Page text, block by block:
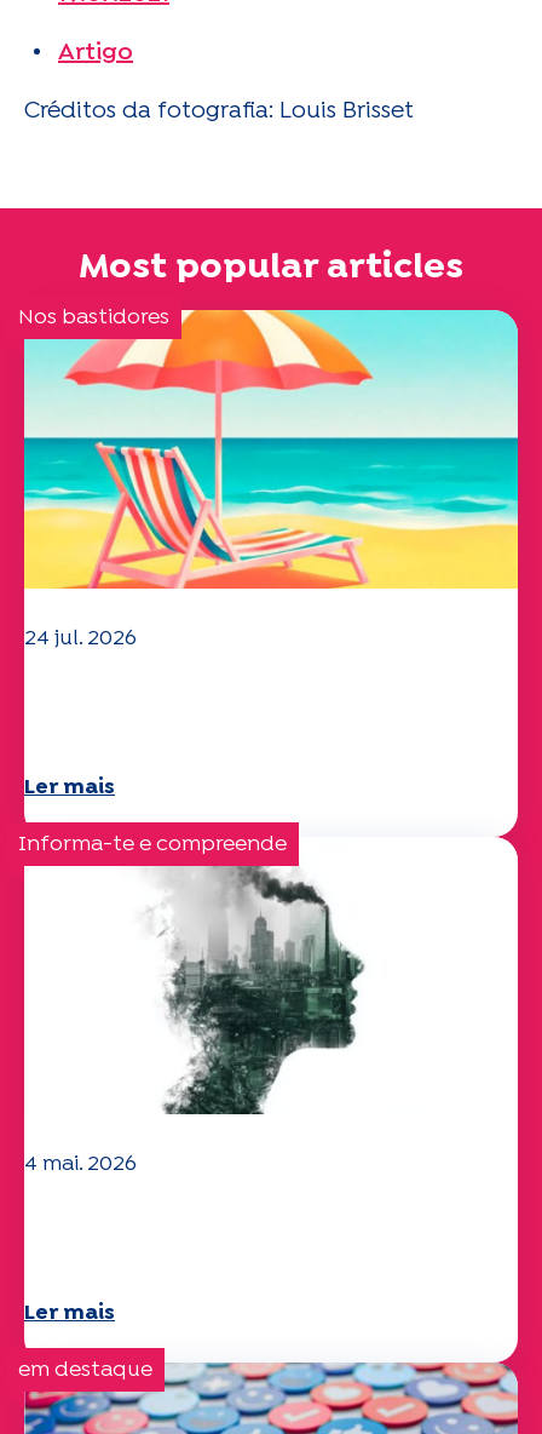
Artigo
Créditos da fotografia: Louis Brisset
Most popular articles
Nos bastidores
24 jul. 2026
Ler mais
Informa-te e compreende
4 mai. 2026
Ler mais
em destaque